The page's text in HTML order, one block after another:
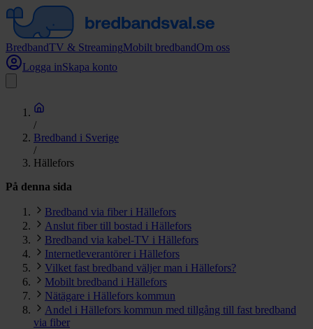
BredbandTV & StreamingMobilt bredbandOm oss
Logga inSkapa konto
/
Bredband i Sverige
/
Hällefors
På denna sida
Bredband via fiber i Hällefors
Anslut fiber till bostad i Hällefors
Bredband via kabel-TV i Hällefors
Internetleverantörer i Hällefors
Vilket fast bredband väljer man i Hällefors?
Mobilt bredband i Hällefors
Nätägare i Hällefors kommun
Andel i Hällefors kommun med tillgång till fast bredband
via fiber